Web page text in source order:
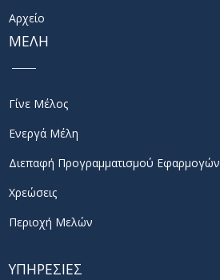
Αρχείο
ΜΕΛΗ
Γίνε Μέλος
Ενεργά Μέλη
Διεπαφή Προγραμματισμού Εφαρμογών
Χρεώσεις
Περιοχή Μελών
ΥΠΗΡΕΣΙΕΣ